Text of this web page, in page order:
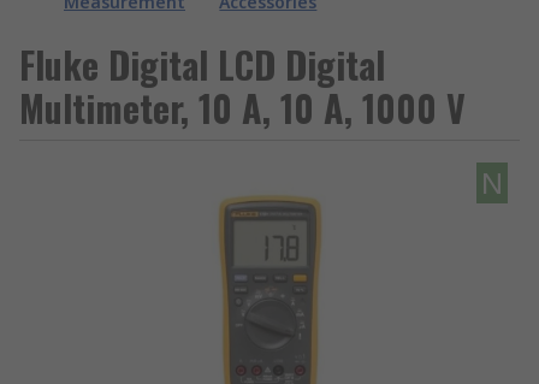
Fluke Digital LCD Digital
Multimeter, 10 A, 10 A, 1000 V
N